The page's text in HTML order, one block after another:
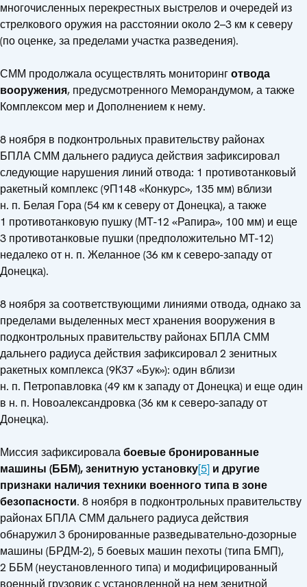
многочисленных перекрестных выстрелов и очередей из
стрелкового оружия на расстоянии около 2–3 км к северу
(по оценке, за пределами участка разведения).
СММ продолжала осуществлять мониторинготвода
вооружения, предусмотренного Меморандумом, а также
Комплексом мер и Дополнением к нему.
8 ноября в подконтрольных правительству районах
БПЛА СММ дальнего радиуса действия зафиксировал
следующие нарушения линий отвода: 1 противотанковый
ракетный комплекс (9П148 «Конкурс», 135 мм) вблизи
н. п. Белая Гора (54 км к северу от Донецка), а также
1 противотанковую пушку (МТ-12 «Рапира», 100 мм) и еще
3 противотанковые пушки (предположительно МТ-12)
недалеко от н. п. Желанное (36 км к северо-западу от
Донецка).
8 ноября за соответствующими линиями отвода, однако за
пределами выделенных мест хранения вооружения в
подконтрольных правительству районах БПЛА СММ
дальнего радиуса действия зафиксировал 2 зенитных
ракетных комплекса (9К37 «Бук»): один вблизи
н. п. Петропавловка (49 км к западу от Донецка) и еще один
в н. п. Новоалександровка (36 км к северо-западу от
Донецка).
Миссия зафиксировалабоевые бронированные
машины (ББМ), зенитную установку[5] и другие
признаки наличия техники военного типа в зоне
безопасности. 8 ноября в подконтрольных правительству
районах БПЛА СММ дальнего радиуса действия
обнаружил 3 бронированные разведывательно-дозорные
машины (БРДМ-2), 5 боевых машин пехоты (типа БМП),
2 ББМ (неустановленного типа) и модифицированный